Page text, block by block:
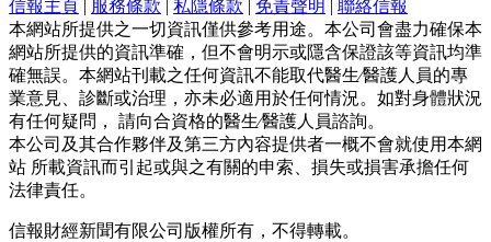
信報主頁 | 服務條款 | 私隱條款 | 免責聲明 | 聯絡信報
本網站所提供之一切資訊僅供參考用途。本公司會盡力確保本
網站所提供的資訊準確，但不會明示或隱含保證該等資訊均準
確無誤。本網站刊載之任何資訊不能取代醫生∕醫護人員的專
業意見、診斷或治理，亦未必適用於任何情況。如對身體狀況
有任何疑問， 請向合資格的醫生∕醫護人員諮詢。
本公司及其合作夥伴及第三方內容提供者一概不會就使用本網
站 所載資訊而引起或與之有關的申索、損失或損害承擔任何
法律責任。
信報財經新聞有限公司版權所有，不得轉載。